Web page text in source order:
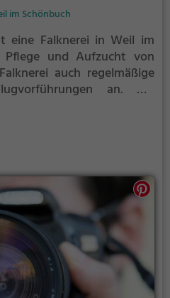
im Schönbuch
eine Falknerei in Weil im
Pflege und Aufzucht von
auch regelmäßige
an. Die